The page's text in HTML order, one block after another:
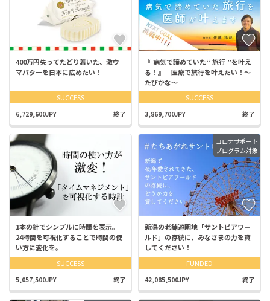
400万円失ってたどり着いた、激ウ
マバターを日本に広めたい！
SUCCESS
6,729,600JPY 終了
『 病気で諦めていた“ 旅行 ”を叶え
る！』 医療で旅行を叶えたい！〜
たびかな〜
SUCCESS
3,869,700JPY 終了
1本の針でシンプルに時間を表示。
24時間を可視化することで時間の使
い方に変化を。
SUCCESS
5,057,500JPY 終了
コロナサポート
プログラム対象
新潟の老舗遊園地「サントピアワー
ルド」の存続に、みなさまの力を貸
してください！
FUNDED
42,085,500JPY 終了